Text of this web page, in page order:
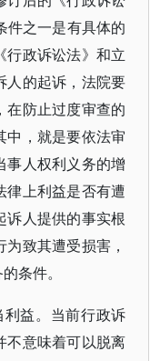
件之一是有具体的
行政诉讼法》和立
人的起诉，法院要
在防止过度审查的
中，就是要依法审
事人权利义务的增
律上利益是否有遭
诉人提供的事实根
致其遭受损害，
条件。
益。当前行政诉
不意味着可以脱离